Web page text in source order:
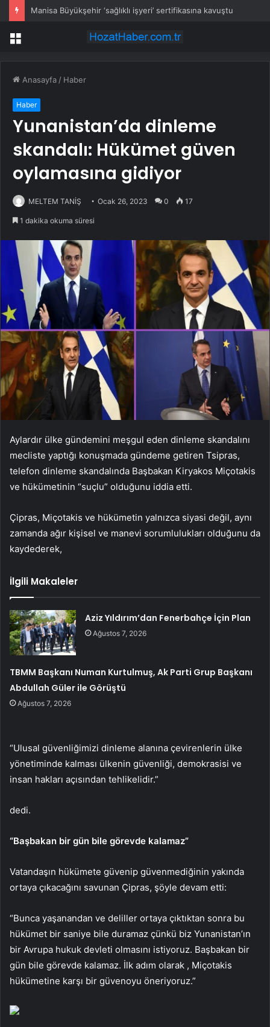
Manisa Büyükşehir ‘sağlıklı işyeri’ sertifikasına kavuştu
Menü
Anasayfa / Haber
Haber
Yunanistan’da dinleme
skandalı: Hükümet güven
oylamasına gidiyor
MELTEM TANİŞ Ocak 26, 2023 0 17
1 dakika okuma süresi
Aylardır ülke gündemini meşgul eden dinleme skandalını
mecliste yaptığı konuşmada gündeme getiren Tsipras,
telefon dinleme skandalında Başbakan Kiryakos Miçotakis
ve hükümetinin “suçlu” olduğunu iddia etti.
Çipras, Miçotakis ve hükümetin yalnızca siyasi değil, aynı
zamanda ağır kişisel ve manevi sorumlulukları olduğunu da
kaydederek,
İlgili Makaleler
Aziz Yıldırım’dan Fenerbahçe İçin Plan
Ağustos 7, 2026
TBMM Başkanı Numan Kurtulmuş, Ak Parti Grup Başkanı
Abdullah Güler ile Görüştü
Ağustos 7, 2026
“Ulusal güvenliğimizi dinleme alanına çevirenlerin ülke
yönetiminde kalması ülkenin güvenliği, demokrasisi ve
insan hakları açısından tehlikelidir.”
dedi.
“Başbakan bir gün bile görevde kalamaz”
Vatandaşın hükümete güvenip güvenmediğinin yakında
ortaya çıkacağını savunan Çipras, şöyle devam etti:
“Bunca yaşanandan ve deliller ortaya çıktıktan sonra bu
hükümet bir saniye bile duramaz çünkü biz Yunanistan’ın
bir Avrupa hukuk devleti olmasını istiyoruz. Başbakan bir
gün bile görevde kalamaz. İlk adım olarak , Miçotakis
hükümetine karşı bir güvenoyu öneriyoruz.”